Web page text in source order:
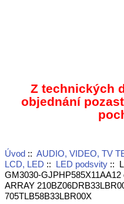
Z technických
objednání
Úvod:: AUDIO, VIDEO, TV
LCD, LED :: LED podsvity::
GM3030-
ARRAY
705TLB58B33LBR00X